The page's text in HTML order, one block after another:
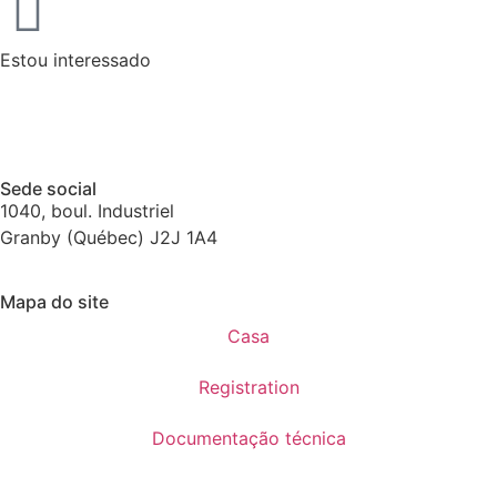
Estou interessado
Sede social
1040, boul. Industriel
Granby (Québec) J2J 1A4
Mapa do site
Casa
Registration
Documentação técnica